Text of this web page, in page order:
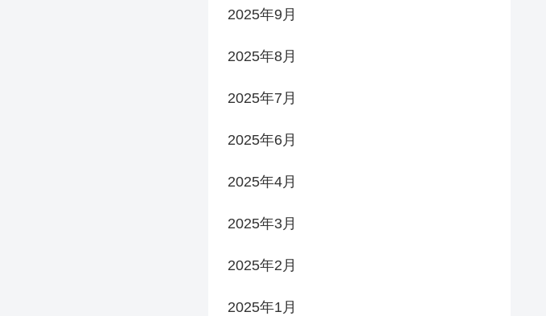
2025年9月
2025年8月
2025年7月
2025年6月
2025年4月
2025年3月
2025年2月
2025年1月